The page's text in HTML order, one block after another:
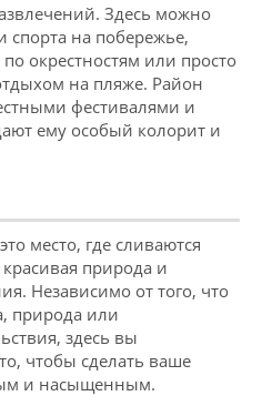
Здесь можно
на побережье,
окрестностям или просто
на пляже. Район
фестивалями и
ему особый колорит и
место, где сливаются
природа и
Независимо от того, что
природа или
здесь вы
чтобы сделать ваше
и насыщенным.